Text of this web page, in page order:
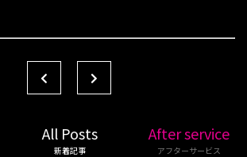
All Posts
新着記事
After service
アフターサービス